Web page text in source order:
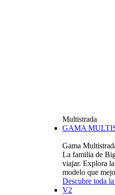
Multistrada
GAMA
Gama
La familia de
viajar. Explora
modelo que
Descubre toda la
V2